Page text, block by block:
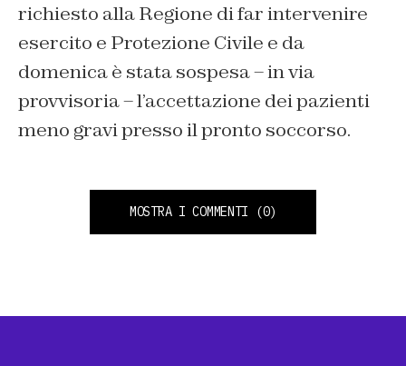
richiesto alla Regione di far intervenire
esercito e Protezione Civile e da
domenica è stata sospesa – in via
provvisoria – l’accettazione dei pazienti
meno gravi presso il pronto soccorso.
MOSTRA I COMMENTI (0)